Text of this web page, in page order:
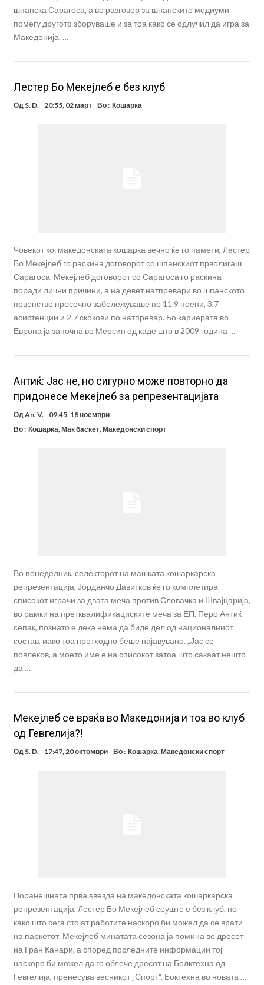
шпанска Сарагоса, а во разговор за шпанските медиуми
помеѓу другото зборуваше и за тоа како се одлучил да игра за
Македонија. …
Лестер Бо Мекејлеб е без клуб
Од S. D. 20:55, 02 март Во : Кошарка
Човекот кој македонската кошарка вечно ќе го памети, Лестер
Бо Мекејлеб го раскина договорот со шпанскиот прволигаш
Сарагоса. Мекејлеб договорот со Сарагоса го раскина
поради лични причини, а на девет натпревари во шпанското
првенство просечно забележуваше по 11.9 поени, 3.7
асистенции и 2.7 скокови по натпревар. Бо кариерата во
Европа ја започна во Мерсин од каде што в 2009 година …
Антиќ: Јас не, но сигурно може повторно да
придонесе Мекејлеб за репрезентацијата
Од An. V.
09:45, 18 ноември
Во : Кошарка Мак баскет, Македонски спорт
Во понеделник, селекторот на машката кошаркарска
репрезентација, Јорданчо Давитков ќе го комплетира
списокот играчи за двата меча против Словачка и Швајцарија,
во рамки на претквалификациските меча за ЕП. Перо Антиќ
сепак, познато е дека нема да биде дел од националниот
состав, иако тоа претходно беше најавувано. „Јас се
повлеков, а моето име е на списокот затоа што сакаат нешто
да …
Мекејлеб се враќа во Македонија и тоа во клуб
од Гевгелија?!
Од S. D. 17:47, 20 октомври Во : Кошарка,Македонски спорт
Поранешната прва ѕвезда на македонската кошаркарска
репрезентација, Лестер Бо Мекејлеб сеуште е без клуб, но
како што сега стојат работите наскоро би можел да се врати
на паркетот. Мекејлеб минатата сезона ја помина во дресот
на Гран Канари, а според последните информации тој
наскоро би можел да го облече дресот на Болктехна од
Гевгелија, пренесува весникот „Спорт“. Боктехна во новата …